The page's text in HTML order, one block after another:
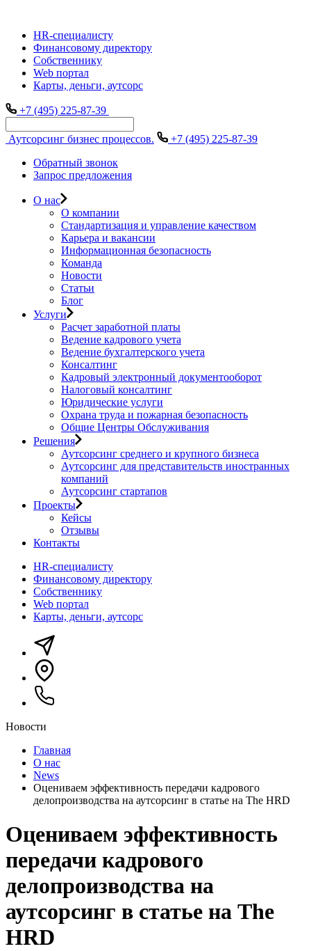
HR-специалисту
Финансовому директору
Собственнику
Web портал
Карты, деньги, аутсорс
+7 (495) 225-87-39
Аутсорсинг бизнес процессов.
+7 (495) 225-87-39
Обратный звонок
Запрос предложения
О нас
О компании
Стандартизация и управление качеством
Карьера и вакансии
Информационная безопасность
Команда
Новости
Статьи
Блог
Услуги
Расчет заработной платы
Ведение кадрового учета
Ведение бухгалтерского учета
Консалтинг
Кадровый электронный документооборот
Налоговый консалтинг
Юридические услуги
Охрана труда и пожарная безопасность
Общие Центры Обслуживания
Решения
Аутсорсинг среднего и крупного бизнеса
Аутсорсинг для представительств иностранных
компаний
Аутсорсинг стартапов
Проекты
Кейсы
Отзывы
Контакты
HR-специалисту
Финансовому директору
Собственнику
Web портал
Карты, деньги, аутсорс
Новости
Главная
О нас
News
Оцениваем эффективность передачи кадрового
делопроизводства на аутсорсинг в статье на The HRD
Оцениваем эффективность
передачи кадрового
делопроизводства на
аутсорсинг в статье на The
HRD